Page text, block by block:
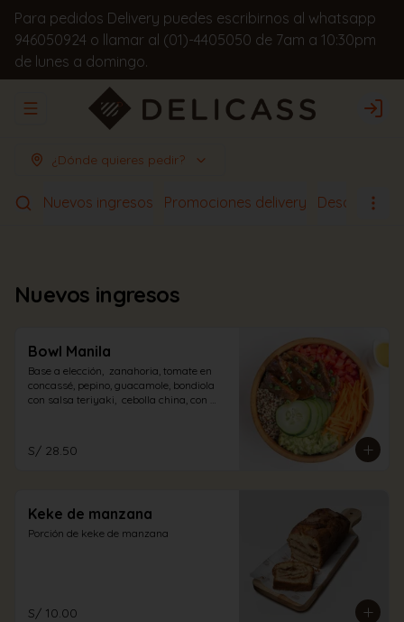
Para pedidos Delivery puedes escribirnos al whatsapp
946050924 o llamar al (01)-4405050 de 7am a 10:30pm
de lunes a domingo.
Abrir menu de navegación Login
¿Dónde quieres pedir?
Nuevos ingresos Promociones delivery Desayunos
Nuevos ingresos
Bowl Manila
Base a elección,  zanahoria, tomate en
concassé, pepino, guacamole, bondiola
con salsa teriyaki,  cebolla china, con
S/ 28.50
Keke de manzana
Porción de keke de manzana
S/ 10.00